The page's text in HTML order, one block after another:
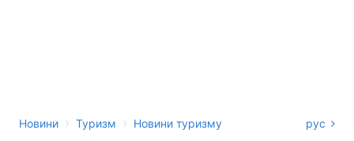
Новини › Туризм › Новини туризму рус